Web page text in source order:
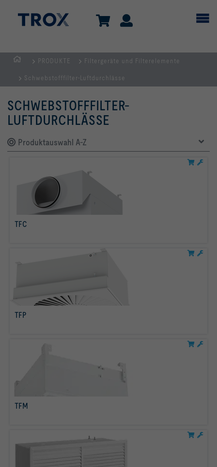
PRODUKTE Filtergeräte und Filterelemente
Schwebstofffilter-Luftdurchlässe
SCHWEBSTOFFFILTER-
LUFTDURCHLÄSSE
Produktauswahl A-Z
TFC
TFP
TFM